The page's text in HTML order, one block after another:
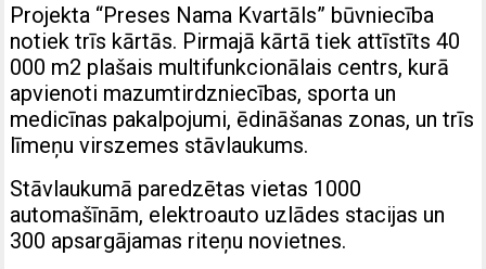
Projekta “Preses Nama Kvartāls” būvniecība
notiek trīs kārtās. Pirmajā kārtā tiek attīstīts 40
000 m2 plašais multifunkcionālais centrs, kurā
apvienoti mazumtirdzniecības, sporta un
medicīnas pakalpojumi, ēdināšanas zonas, un trīs
līmeņu virszemes stāvlaukums.
Stāvlaukumā paredzētas vietas 1000
automašīnām, elektroauto uzlādes stacijas un
300 apsargājamas riteņu novietnes.